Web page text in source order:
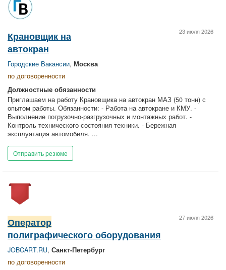
23 июля 2026
Крановщик на
автокран
Городские Вакансии, Москва
по договоренности
Должностные обязанности
Приглашаем на работу Крановщика на автокран МАЗ (50 тонн) с
опытом работы. Обязанности: - Работа на автокране и КМУ. -
Выполнение погрузочно-разгрузочных и монтажных работ. -
Контроль технического состояния техники. - Бережная
эксплуатация автомобиля. ...
Отправить резюме
27 июля 2026
Оператор
полиграфического оборудования
JOBCART.RU, Санкт-Петербург
по договоренности